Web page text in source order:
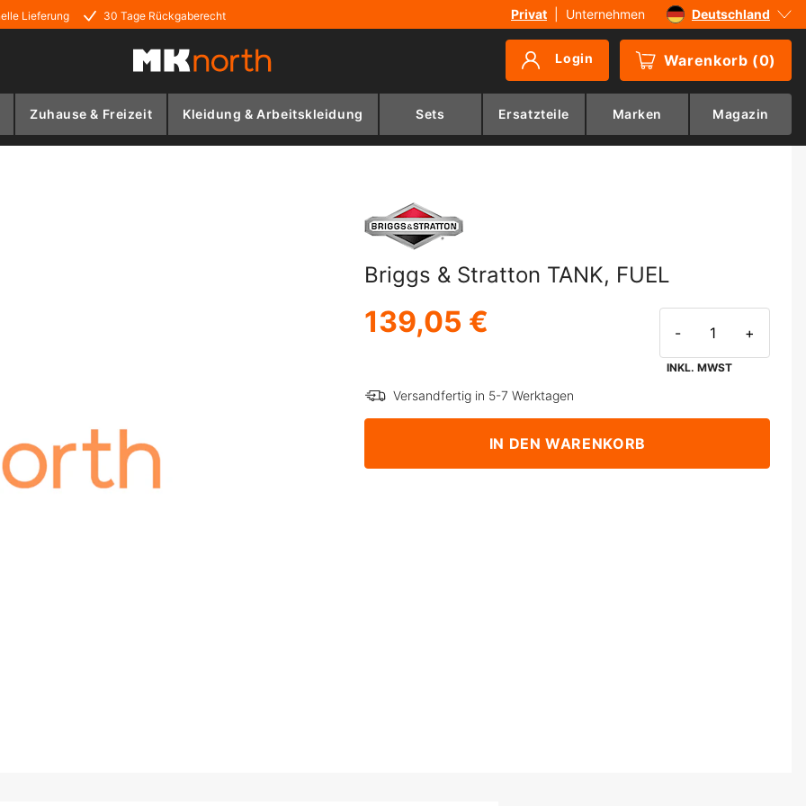
Lieferung 30 Tage Rückgaberecht Privat Unternehmen
Deutschland
Sverige
Suomi
Login Warenkorb (0)
Zuhause & Freizeit Kleidung & Arbeitskleidung Sets Ersatzteile Marken Magazin
Briggs & Stratton TANK, FUEL
139,05 € - +
INKL. MWST
Versandfertig in 5-7 Werktagen
IN DEN WARENKORB